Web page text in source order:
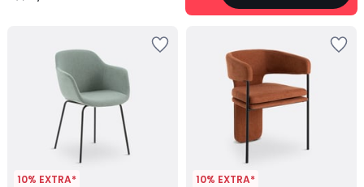
10% EXTRA* 10% EXTRA*